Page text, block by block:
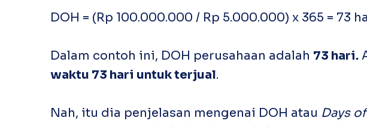
DOH = (Rp 100.000.000 / Rp 5.000.000) x 365 = 73
Dalam contoh ini, DOH perusahaan adalah 73 hari.
waktu 73 hari untuk terjual.
Nah, itu dia penjelasan mengenai DOH atau Days